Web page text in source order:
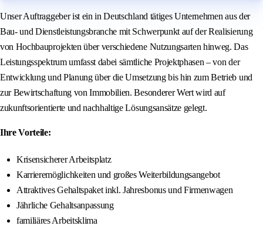
Unser Auftraggeber ist ein in Deutschland tätiges Unternehmen aus der
Bau- und Dienstleistungsbranche mit Schwerpunkt auf der Realisierung
von Hochbauprojekten über verschiedene Nutzungsarten hinweg. Das
Leistungsspektrum umfasst dabei sämtliche Projektphasen – von der
Entwicklung und Planung über die Umsetzung bis hin zum Betrieb und
zur Bewirtschaftung von Immobilien. Besonderer Wert wird auf
zukunftsorientierte und nachhaltige Lösungsansätze gelegt.
Ihre Vorteile:
Krisensicherer Arbeitsplatz
Karrieremöglichkeiten und großes Weiterbildungsangebot
Attraktives Gehaltspaket inkl. Jahresbonus und Firmenwagen
Jährliche Gehaltsanpassung
familiäres Arbeitsklima